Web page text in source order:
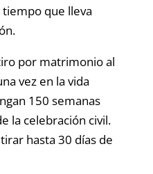
que lleva
por matrimonio al
vez en la vida
150 semanas
la celebración civil.
hasta 30 días de